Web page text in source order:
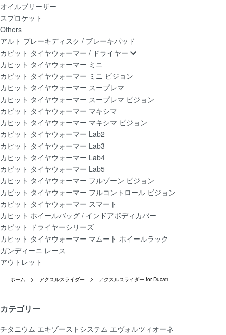
オイルブリーザー
スプロケット
Others
アルト ブレーキディスク / ブレーキパッド
カピット タイヤウォーマー / ドライヤー
カピット タイヤウォーマー ミニ
カピット タイヤウォーマー ミニ ビジョン
カピット タイヤウォーマー スープレマ
カピット タイヤウォーマー スープレマ ビジョン
カピット タイヤウォーマー マキシマ
カピット タイヤウォーマー マキシマ ビジョン
カピット タイヤウォーマー Lab2
カピット タイヤウォーマー Lab3
カピット タイヤウォーマー Lab4
カピット タイヤウォーマー Lab5
カピット タイヤウォーマー フルゾーン ビジョン
カピット タイヤウォーマー フルコントロール ビジョン
カピット タイヤウォーマー スマート
カピット ホイールバッグ / インドアボディカバー
カピット ドライヤーシリーズ
カピット タイヤウォーマー マムート ホイールラック
ガンディーニ レース
アウトレット
ホーム アクスルスライダー アクスルスライダー for Ducati
カテゴリー
チタニウム エキゾーストシステム エヴォルツィオーネ